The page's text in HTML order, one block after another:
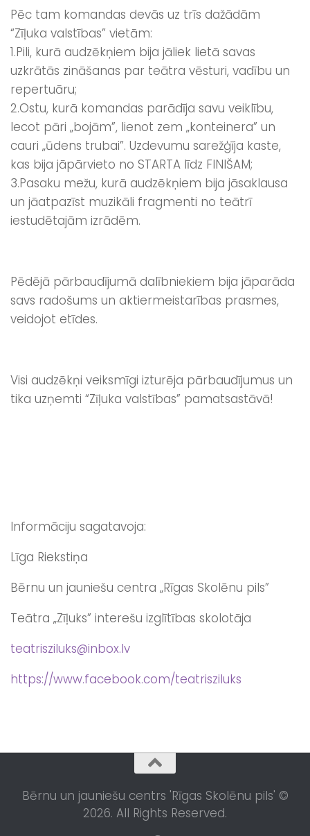
Pēc tam komandas devās uz trīs dažādām
“Zīļuka valstības” vietām:
1.Pili, kurā audzēkņiem bija jāliek lietā savas
uzkrātās zināšanas par teātra vēsturi, vadību un
repertuāru;
2.Ostu, kurā komandas parādīja savu veiklību,
lecot pāri „bojām”, lienot zem „konteinera” un
cauri „ūdens trubai”. Uzdevumu sarežģīja kaste,
kas bija jāpārvieto no STARTA līdz FINIŠAM;
3.Pasaku mežu, kurā audzēkņiem bija jāsaklausa
un jāatpazīst muzikāli fragmenti no teātrī
iestudētajām izrādēm.
Pēdējā pārbaudījumā dalībniekiem bija jāparāda
savs radošums un aktiermeistarības prasmes,
veidojot etīdes.
Visi audzēkņi veiksmīgi izturēja pārbaudījumus un
tika uzņemti “Zīļuka valstības” pamatsastāvā!
Informāciju sagatavoja:
Līga Riekstiņa
Bērnu un jauniešu centra „Rīgas Skolēnu pils”
Teātra „Zīļuks” interešu izglītības skolotāja
teatrisziluks@inbox.lv
https://www.facebook.com/teatrisziluks
Bērnu un jauniešu centrs 'Rīgas Skolēnu pils' ©
2026. All Rights Reserved.